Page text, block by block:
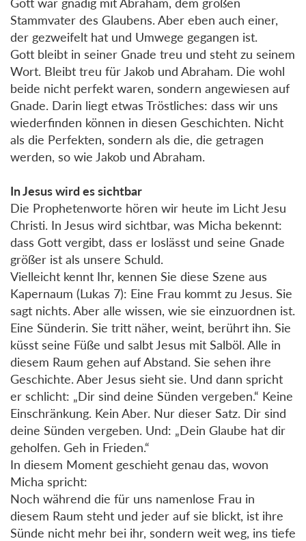
Stammvater des Glaubens. Aber eben auch einer,
der gezweifelt hat und Umwege gegangen ist.
Gott bleibt in seiner Gnade treu und steht zu seinem
Wort. Bleibt treu für Jakob und Abraham. Die wohl
beide nicht perfekt waren, sondern angewiesen auf
Gnade. Darin liegt etwas Tröstliches: dass wir uns
wiederfinden können in diesen Geschichten. Nicht
als die Perfekten, sondern als die, die getragen
werden, so wie Jakob und Abraham.
In Jesus wird es sichtbar
Die Prophetenworte hören wir heute im Licht Jesu
Christi. In Jesus wird sichtbar, was Micha bekennt:
dass Gott vergibt, dass er loslässt und seine Gnade
größer ist als unsere Schuld.
Vielleicht kennt Ihr, kennen Sie diese Szene aus
Kapernaum (Lukas 7): Eine Frau kommt zu Jesus. Sie
sagt nichts. Aber alle wissen, wie sie einzuordnen ist.
Eine Sünderin. Sie tritt näher, weint, berührt ihn. Sie
küsst seine Füße und salbt Jesus mit Salböl. Alle in
diesem Raum gehen auf Abstand. Sie sehen ihre
Geschichte. Aber Jesus sieht sie. Und dann spricht
er schlicht: „Dir sind deine Sünden vergeben.“ Keine
Einschränkung. Kein Aber. Nur dieser Satz. Dir sind
deine Sünden vergeben. Und: „Dein Glaube hat dir
geholfen. Geh in Frieden.“
In diesem Moment geschieht genau das, wovon
Micha spricht:
Noch während die für uns namenlose Frau in
diesem Raum steht und jeder auf sie blickt, ist ihre
Sünde nicht mehr bei ihr, sondern weit weg, ins tiefe